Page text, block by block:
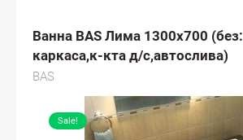
Ванна BAS Лима 1300х700 (без:
каркаса,к-кта д/с,автослива)
BAS
Sale!